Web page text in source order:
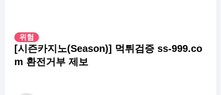
위험
[시즌카지노(Season)] 먹튀검증 ss-999.co
m 환전거부 제보